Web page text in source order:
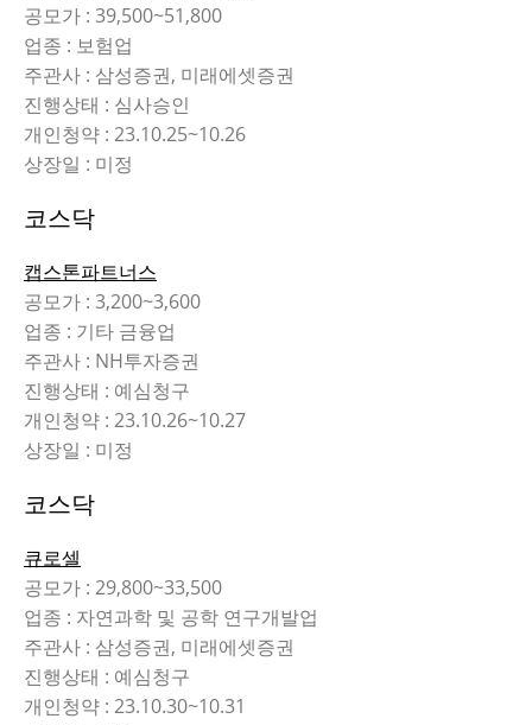
공모가 : 39,500~51,800
업종 : 보험업
주관사 : 삼성증권, 미래에셋증권
진행상태 : 심사승인
개인청약 : 23.10.25~10.26
상장일 : 미정
코스닥
캡스톤파트너스
공모가 : 3,200~3,600
업종 : 기타 금융업
주관사 : NH투자증권
진행상태 : 예심청구
개인청약 : 23.10.26~10.27
상장일 : 미정
코스닥
큐로셀
공모가 : 29,800~33,500
업종 : 자연과학 및 공학 연구개발업
주관사 : 삼성증권, 미래에셋증권
진행상태 : 예심청구
개인청약 : 23.10.30~10.31